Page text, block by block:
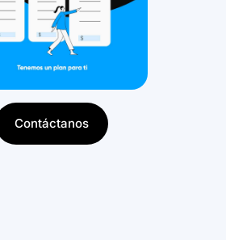
Contáctanos